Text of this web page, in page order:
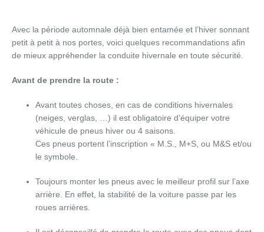
Avec la période automnale déjà bien entamée et l’hiver sonnant
petit à petit à nos portes, voici quelques recommandations afin
de mieux appréhender la conduite hivernale en toute sécurité.
Avant de prendre la route :
Avant toutes choses, en cas de conditions hivernales
(neiges, verglas, …) il est obligatoire d’équiper votre
véhicule de pneus hiver ou 4 saisons.
Ces pneus portent l’inscription « M.S., M+S, ou M&S et/ou
le symbole.
Toujours monter les pneus avec le meilleur profil sur l’axe
arrière. En effet, la stabilité de la voiture passe par les
roues arrières.